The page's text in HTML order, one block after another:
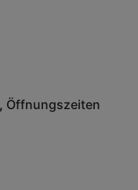
Öffnungszeiten